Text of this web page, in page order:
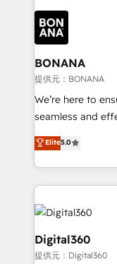
Packages:
solutions. We
each cog in your
functioning optimally. With our expertise
platforms like
wealth of
Our strategies
needs, ensuring
with your growth
BONANA
提供元：BONANA
We’re here to
seamless and
team that has
we have a deep
Services and E-
streamline and
Service efforts,
commercial
automating and
service
Elite5.0
Digital360
提供元：Digital360